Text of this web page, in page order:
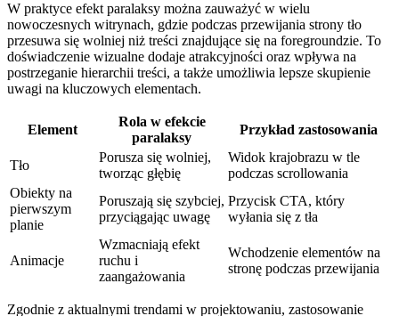
W praktyce efekt paralaksy można zauważyć w wielu
nowoczesnych witrynach, gdzie podczas przewijania strony tło
przesuwa się wolniej niż treści znajdujące się na foregroundzie. To
doświadczenie wizualne dodaje atrakcyjności oraz wpływa na
postrzeganie hierarchii treści, a także umożliwia lepsze skupienie
uwagi na kluczowych elementach.
Element
Rola w efekcie
paralaksy
Przykład zastosowania
Tło
Porusza się wolniej,
tworząc głębię
Widok krajobrazu w tle
podczas scrollowania
Obiekty na
pierwszym
planie
Poruszają się szybciej,
przyciągając uwagę
Przycisk CTA, który
wyłania się z tła
Animacje
Wzmacniają efekt
ruchu i
zaangażowania
Wchodzenie elementów na
stronę podczas przewijania
Zgodnie z aktualnymi trendami w projektowaniu, zastosowanie